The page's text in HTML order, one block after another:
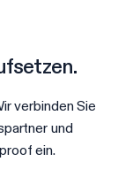
verbinden Sie
und
ein.